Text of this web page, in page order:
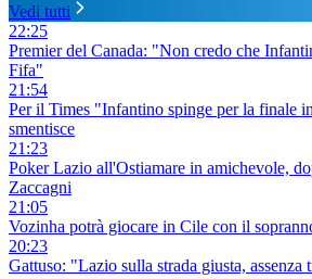
Vedi tutti
22:25
Premier del Canada: "Non credo che
Fifa"
21:54
Per il Times "Infantino spinge per la finale
smentisce
21:23
Poker Lazio all'Ostiamare in amichevole,
Zaccagni
21:05
Vozinha potrà giocare in Cile con il
20:23
Gattuso: "Lazio sulla strada giusta,